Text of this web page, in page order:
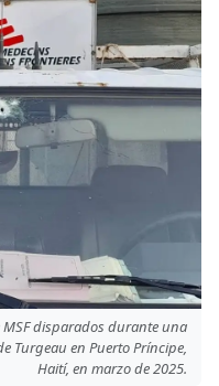
disparados durante una
Turgeau en Puerto Príncipe,
Haití, en marzo de 2025.